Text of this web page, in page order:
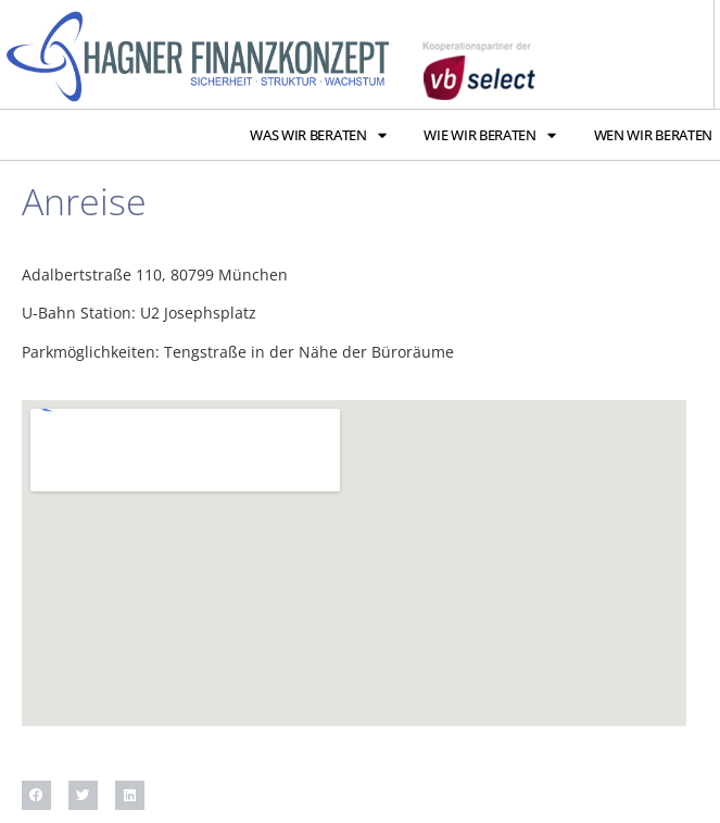
WAS WIR BERATEN WIE WIR BERATEN WEN WIR BERATEN
Anreise
Adalbertstraße 110, 80799 München
U-Bahn Station: U2 Josephsplatz
Parkmöglichkeiten: Tengstraße in der Nähe der Büroräume